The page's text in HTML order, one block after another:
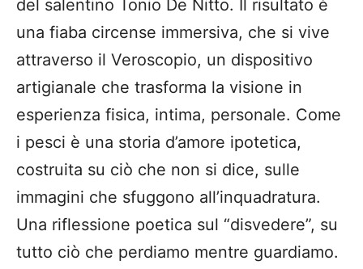
del salentino Tonio De Nitto. Il risultato è
una fiaba circense immersiva, che si vive
attraverso il Veroscopio, un dispositivo
artigianale che trasforma la visione in
esperienza fisica, intima, personale. Come
i pesci è una storia d’amore ipotetica,
costruita su ciò che non si dice, sulle
immagini che sfuggono all’inquadratura.
Una riflessione poetica sul “disvedere”, su
tutto ciò che perdiamo mentre guardiamo.